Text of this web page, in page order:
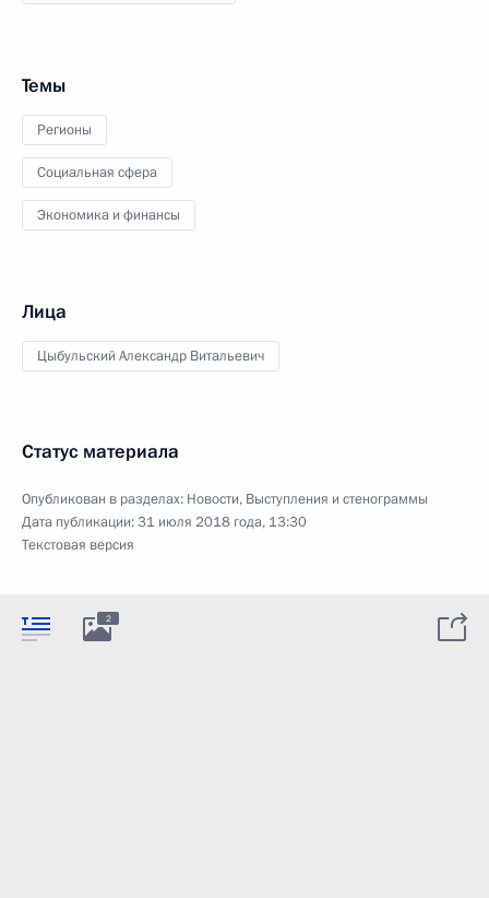
Темы
Регионы
Социальная сфера
Экономика и финансы
Лица
Цыбульский Александр Витальевич
Статус материала
Опубликован в разделах: Новости, Выступления и стенограммы
Дата публикации:31 июля 2018 года, 13:30
Текстовая версия
2